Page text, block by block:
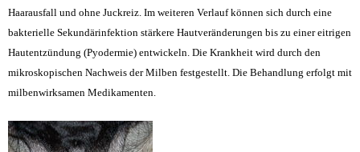
Haarausfall und ohne Juckreiz. Im weiteren Verlauf können sich durch eine
bakterielle Sekundärinfektion stärkere Hautveränderungen bis zu einer eitrigen
Hautentzündung (Pyodermie) entwickeln. Die Krankheit wird durch den
mikroskopischen Nachweis der Milben festgestellt. Die Behandlung erfolgt mit
milbenwirksamen Medikamenten.